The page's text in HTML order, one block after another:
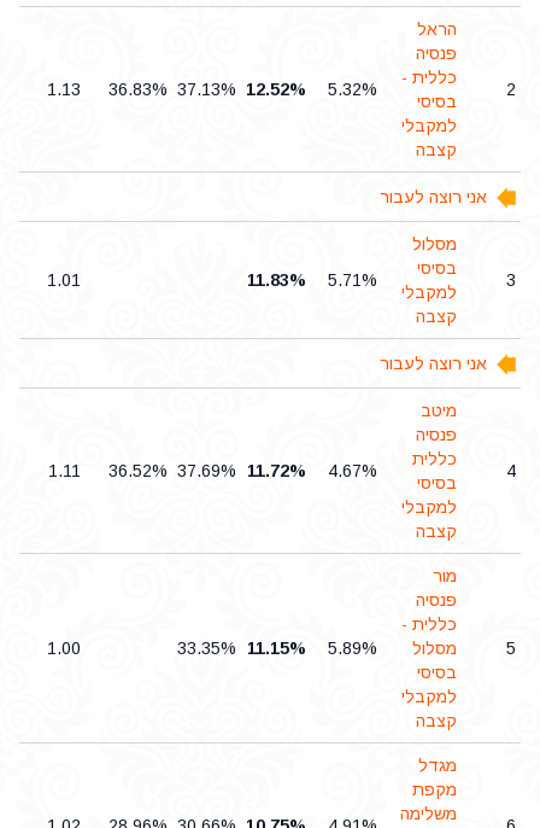
2
הראל
פנסיה
כללית -
בסיסי
למקבלי
קצבה
5.32%
12.52%
37.13%
36.83%
1.13
אני רוצה לעבור
3
מסלול
בסיסי
למקבלי
קצבה
5.71%
11.83%
1.01
אני רוצה לעבור
4
מיטב
פנסיה
כללית
בסיסי
למקבלי
קצבה
4.67%
11.72%
37.69%
36.52%
1.11
5
מור
פנסיה
כללית -
מסלול
בסיסי
למקבלי
קצבה
5.89%
11.15%
33.35%
1.00
מגדל
מקפת
משלימה